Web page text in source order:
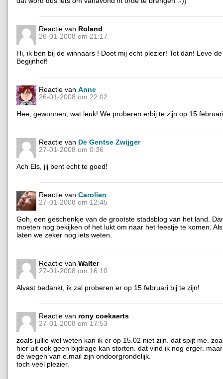
Reactie van Roland
26-01-2008 om 21:17
Hi, ik ben bij de winnaars ! Doet mij echt plezier! Tot dan! Leve
Begijnhof!
Reactie van Anne
26-01-2008 om 22:02
Hee, gewonnen, wat leuk! We proberen erbij te zijn op 15
Reactie van De Gentse Zwijger
27-01-2008 om 0:36
Ach Els, jij bent echt te goed!
Reactie van Carolien
27-01-2008 om 12:45
Goh, een geschenkje van de grootste stadsblog van het land.
moeten nog bekijken of het lukt om naar het feestje te komen.
laten we zeker nog iets weten.
Reactie van Walter
27-01-2008 om 16:10
Alvast bedankt, ik zal proberen er op 15 februari bij te zijn!
Reactie van rony coekaerts
27-01-2008 om 17:53
zoals jullie wel weten kan ik er op 15.02 niet zijn. dat spijt me.
hier uit ook geen bijdrage kan storten. dat vind ik nog erger.
de wegen van e.mail zijn ondoorgrondelijk.
toch veel plezier.